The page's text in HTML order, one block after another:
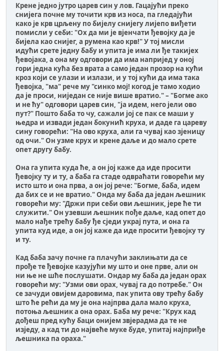
Крене једно јутро царев син у лов. Гацајући преко
снијега почне му точити крв из носа, па гледајући
како је крв црљену по бијелу снијегу лијепо виђети
помисли у себи: "Ох да ми је вјенчати ђевојку да је
бијела као снијег, а румена као крв!" У тој мисли
идући срете једну бабу и упита је има ли ђе такијех
ђевојака, а она му одговори да има напријед у оној
гори једна кућа без врата а само један прозор на кући
кроз који се улази и излази, и у тој кући да има така
ђевојка, "ма" рече му "синко мој! когод је тамо ходио
да је проси, ниједан се није више вратио." – "Богме ако
и не ћу" одговори царев син, "ја идем, него јели ово
пут?" Пошто баба то чу, сажали јој се пак се маши у
њедра и извади један бокунић круха, и даде га цареву
сину говорећи: "На ово круха, али га чувај као зјеницу
од очи." Он узме крух и крене даље и до мало срете
опет другу бабу.
Она га упита куда ће, а он јој каже да иде просити
ђевојку ту и ту, а баба га стаде одвраћати говорећи му
исто што и она прва, а он јој рече: "Богме, баба, идем
да бих се и не вратио." Онда му баба да један љешник
говорећи му: "Држи при себи ови љешник, јере ће ти
служити." Он узевши љешник пође даље, кад опет до
мало нађе трећу бабу ђе сједи украј пута, и она га
упита куд иде, а он јој каже да иде просити ђевојку ту
и ту.
Кад баба зачу почне га плачући заклињати да се
прође те ђевојке казујући му што и оне прве, али он
ни ње не шће послушати. Ондар му баба да један орах
говорећи му: "Узми ови орах, чувај га до потребе." Он
се зачуди овијем даровима, пак упита ову трећу бабу
што ће рећи да му је она најпрва дала мало круха,
потоња љешник а она орах. Баба му рече: "Крух кад
дођеш пред кућу баци онијем звјерадма да те не
изједу, а кад ти до највеће муке буде, упитај најприђе
љешника па ораха."